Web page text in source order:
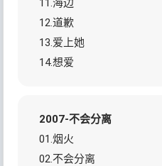
11.海边
12.道歉
13.爱上她
14.想爱
2007-不会分离
01.烟火
02.不会分离